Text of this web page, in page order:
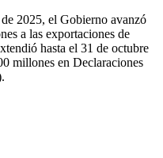
2025, el Gobierno avanzó
a las exportaciones de
hasta el 31 de octubre
millones en Declaraciones